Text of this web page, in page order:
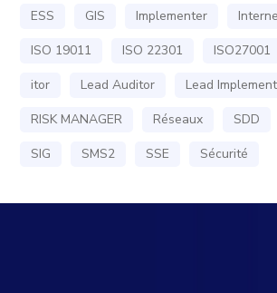
ESS
GIS Implementer
ISO 19011
ISO 22301 ISO27001
itor
Lead Auditor Lead
RISK MANAGER
Réseaux SDD
SIG
SMS2 SSE Sécurité